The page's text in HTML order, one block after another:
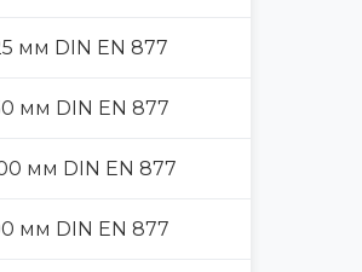
мм DIN EN 877
мм DIN EN 877
мм DIN EN 877
мм DIN EN 877